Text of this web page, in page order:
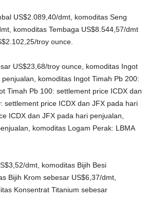
US$2.089,40/dmt, komoditas Seng
komoditas Tembaga US$8.544,57/dmt
troy ounce.
US$23,68/troy ounce, komoditas Ingot
komoditas Ingot Timah Pb 200:
Timah Pb 100: settlement price ICDX dan
price ICDX dan JFX pada hari
ICDX dan JFX pada hari penjualan,
komoditas Logam Perak: LBMA
dmt, komoditas Bijih Besi
Bijih Krom sebesar US$6,37/dmt,
Konsentrat Titanium sebesar